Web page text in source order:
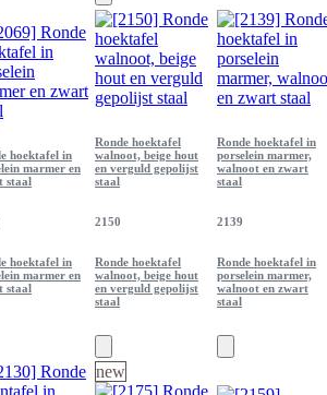
hoektafel in
marmer en
staal
hoektafel in
marmer en
staal
Ronde hoektafel
walnoot, beige hout
en verguld gepolijst
staal
2150
Ronde hoektafel
walnoot, beige hout
en verguld gepolijst
staal
Ronde hoektafel in
porselein marmer,
walnoot en zwart
staal
2139
Ronde hoektafel in
porselein marmer,
walnoot en zwart
staal
new